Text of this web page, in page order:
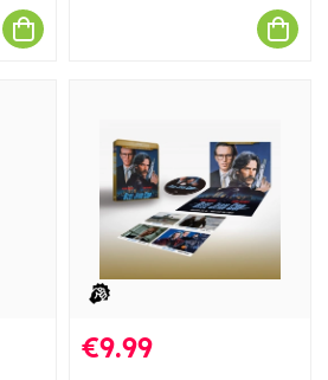
€9.99